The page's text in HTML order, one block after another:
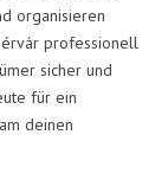
organisieren
professionell
sicher und
für ein
deinen